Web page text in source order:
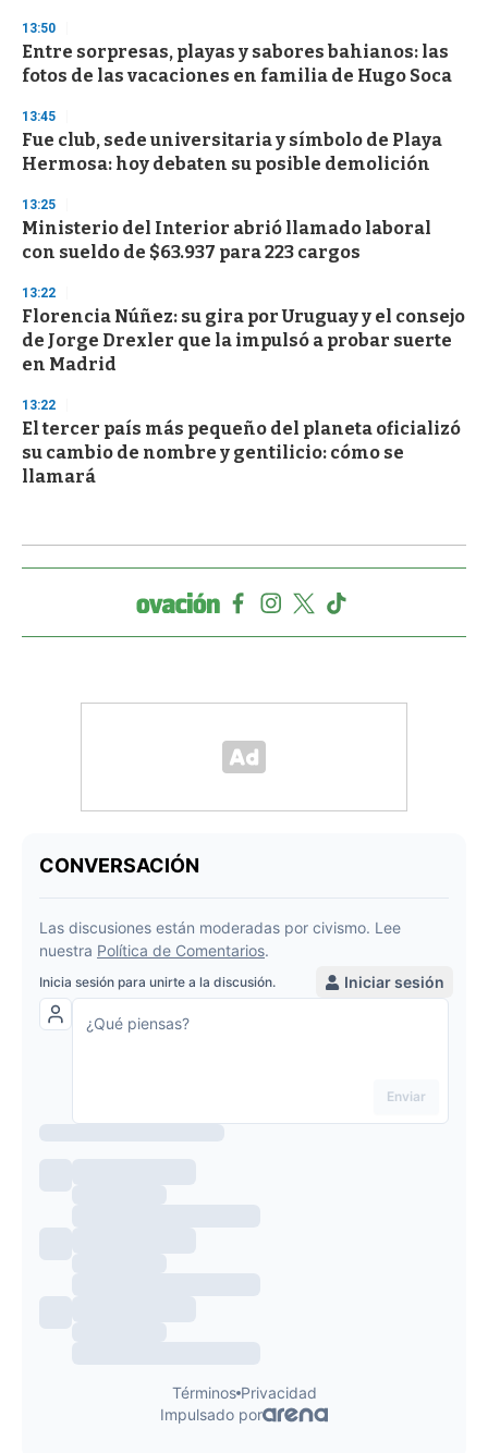
13:50
Entre sorpresas, playas y sabores bahianos: las
fotos de las vacaciones en familia de Hugo Soca
13:45
Fue club, sede universitaria y símbolo de Playa
Hermosa: hoy debaten su posible demolición
13:25
Ministerio del Interior abrió llamado laboral
con sueldo de $63.937 para 223 cargos
13:22
Florencia Núñez: su gira por Uruguay y el consejo
de Jorge Drexler que la impulsó a probar suerte
en Madrid
13:22
El tercer país más pequeño del planeta oficializó
su cambio de nombre y gentilicio: cómo se
llamará